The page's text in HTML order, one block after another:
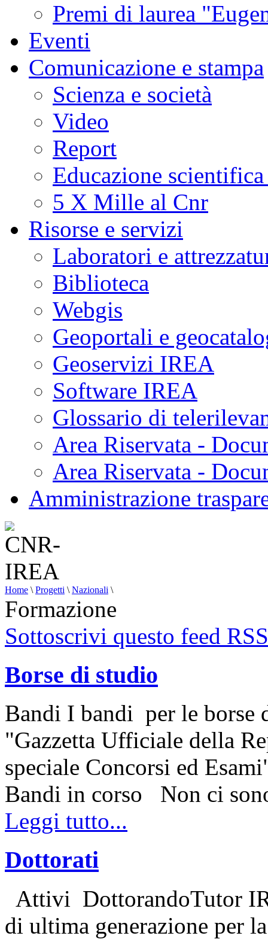
Premi di laurea
Eventi
Comunicazione e stampa
Scienza e società
Video
Report
Educazione
5 X Mille al Cnr
Risorse e servizi
Laboratori e
Biblioteca
Webgis
Geoportali e
Geoservizi IREA
Software IREA
Glossario di
Area Riservata -
Area Riservata -
Amministrazione
Home \ Progetti \ Nazionali \
Formazione
Sottoscrivi questo feed RSS
Borse di studio
Bandi I bandi per le borse
"Gazzetta Ufficiale della
speciale Concorsi ed
Bandi in corso Non ci
Leggi tutto...
Dottorati
Attivi DottorandoTutor
di ultima generazione per